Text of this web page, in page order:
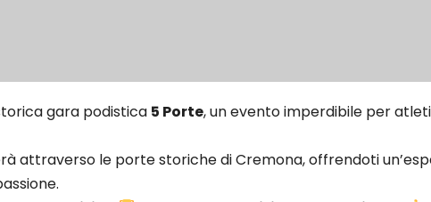
gara podistica 5 Porte, un evento imperdibile per
attraverso le porte storiche di Cremona, offrendoti